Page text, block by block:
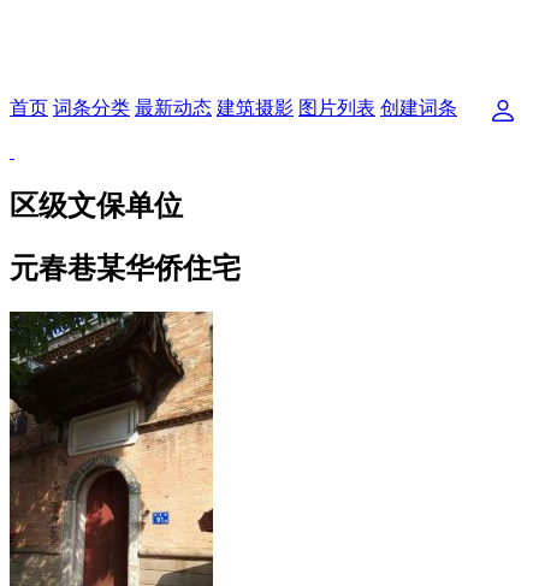
首页 词条分类 最新动态 建筑摄影 图片列表 创建词条
区级文保单位
元春巷某华侨住宅